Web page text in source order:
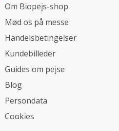
Om Biopejs-shop
Mød os på messe
Handelsbetingelser
Kundebilleder
Guides om pejse
Blog
Persondata
Cookies